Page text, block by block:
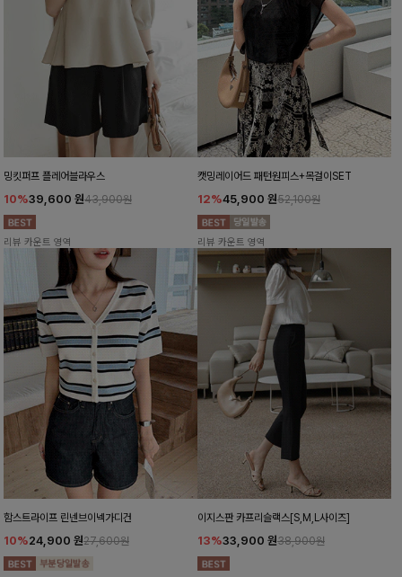
밍킷퍼프 플레어블라우스
10%39,600 원43,900원
리뷰 카운트 영역
캣밍레이어드 패턴원피스+목걸이SET
12%45,900 원52,100원
리뷰 카운트 영역
함스트라이프 린넨브이넥가디건
10%24,900 원27,600원
이지스판 카프리슬랙스[S,M,L사이즈]
13%33,900 원38,900원